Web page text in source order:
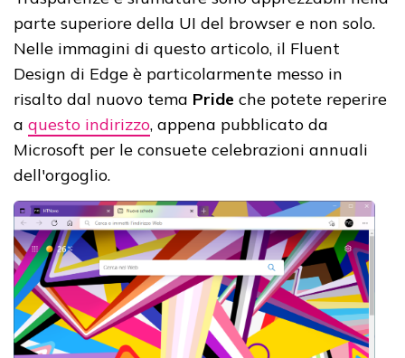
parte superiore della UI del browser e non solo.
Nelle immagini di questo articolo, il Fluent
Design di Edge è particolarmente messo in
risalto dal nuovo tema Pride che potete reperire
a questo indirizzo, appena pubblicato da
Microsoft per le consuete celebrazioni annuali
dell'orgoglio.